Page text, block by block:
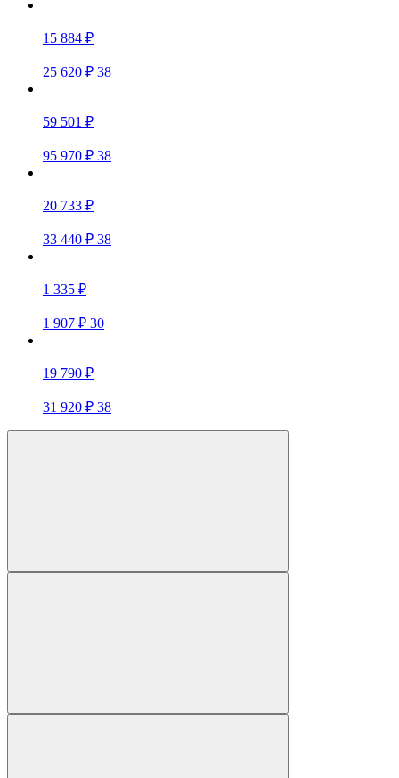
15 884 ₽
25 620 ₽ 38
59 501 ₽
95 970 ₽ 38
20 733 ₽
33 440 ₽ 38
1 335 ₽
1 907 ₽ 30
19 790 ₽
31 920 ₽ 38